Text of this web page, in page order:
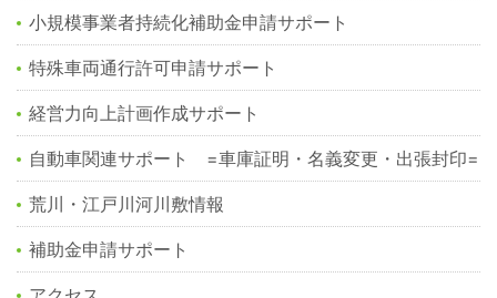
小規模事業者持続化補助金申請サポート
特殊車両通行許可申請サポート
経営力向上計画作成サポート
自動車関連サポート =車庫証明・名義変更・出張封印=
荒川・江戸川河川敷情報
補助金申請サポート